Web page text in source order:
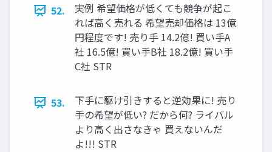
52.
実例 希望価格が低くても競争が起こ
れば高く売れる 希望売却価格は 13億
円程度です! 売り手 14.2億! 買い手A
社 16.5億! 買い手B社 18.2億! 買い手
C社 STR
53.
下手に駆け引きすると逆効果に! 売り
手の希望が低い? だから何? ライバル
より高く出さなきゃ 買えないんだ
よ!!! STR